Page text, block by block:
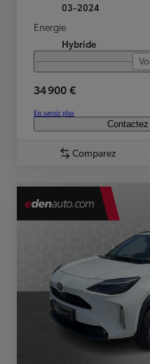
03-2024
Energie
Hybride
34 900 €
En savoir plus
Comparez